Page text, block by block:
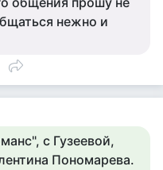
нежно и
с Гузеевой,
Пономарева.